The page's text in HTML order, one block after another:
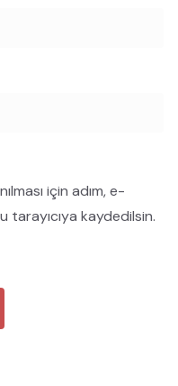
için adım, e-
kaydedilsin.